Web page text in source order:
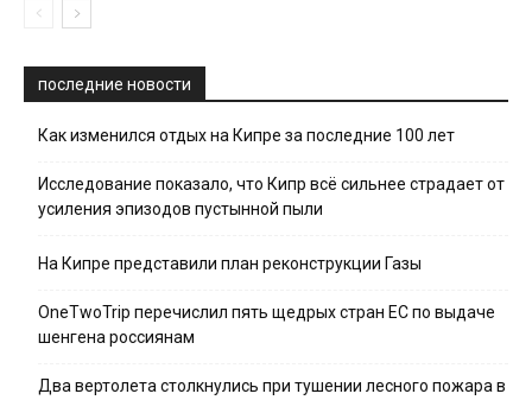
последние новости
Как изменился отдых на Кипре за последние 100 лет
Исследование показало, что Кипр всё сильнее страдает от
усиления эпизодов пустынной пыли
На Кипре представили план реконструкции Газы
OneTwoTrip перечислил пять щедрых стран ЕС по выдаче
шенгена россиянам
Два вертолета столкнулись при тушении лесного пожара в